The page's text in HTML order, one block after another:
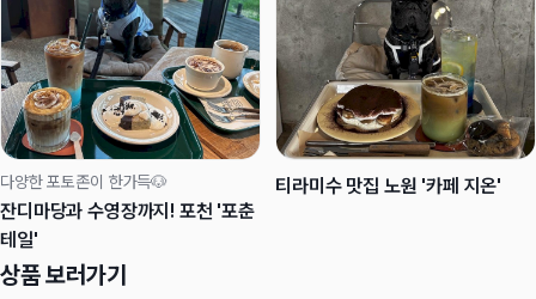
다양한 포토존이 한가득🐶
잔디마당과 수영장까지! 포천 '포춘
테일'
티라미수 맛집 노원 '카페 지온'
상품 보러가기